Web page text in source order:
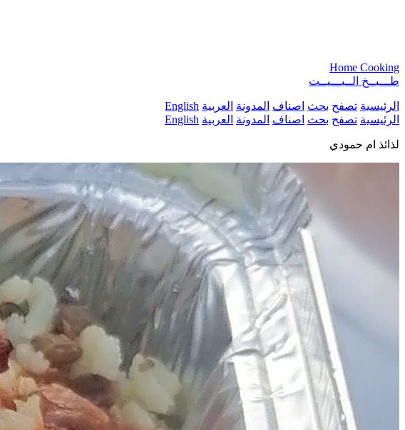
Home Cooking
طـــبــخ الــبـــيــت
الرئيسية تصفح بحث اصناف المدونة العربية English
الرئيسية تصفح بحث اصناف المدونة العربية English
لذائذ ام حمودي